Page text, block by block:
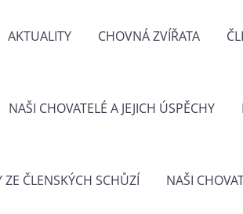
AKTUALITY CHOVNÁ ZVÍŘATA
NAŠI CHOVATELÉ A JEJICH ÚSPĚCHY
ČLENSKÝCH SCHŮZÍ NAŠI